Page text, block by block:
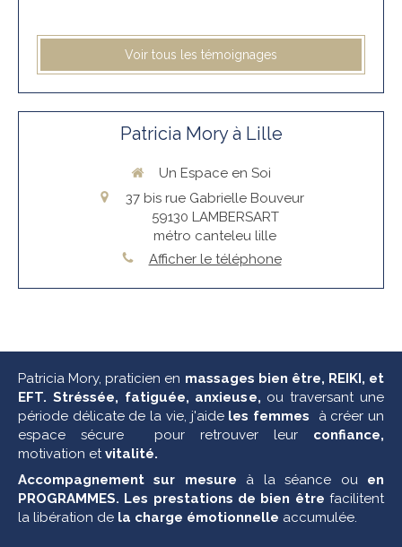
Voir tous les témoignages
Patricia Mory à Lille
Un Espace en Soi
37 bis rue Gabrielle Bouveur
59130 LAMBERSART
métro canteleu lille
Afficher le téléphone
Patricia Mory, praticien en massages bien être, REIKI, et
EFT. Stréssée, fatiguée, anxieuse, ou traversant une
période délicate de la vie, j'aide les femmes
à créer un
espace sécure pour retrouver leur confiance,
motivation etvitalité.
Accompagnement sur mesure à la séance ouen
PROGRAMMES. Les prestations de bien être facilitent
la libération de la charge émotionnelle accumulée.